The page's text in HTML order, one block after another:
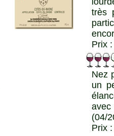
très
Prix
Nez
un
(04/
Prix